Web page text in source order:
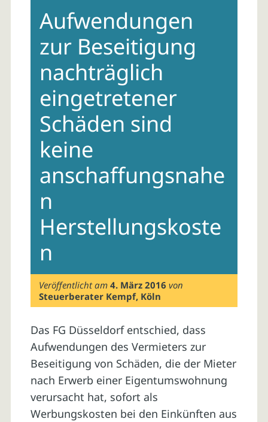
contentAufwendungen
zur Beseitigung
nachträglich
eingetretener
Schäden sind
keine
anschaffungsnahe
n
Herstellungskoste
n
Veröffentlicht am4. März 2016 von
Steuerberater Kempf, Köln
Das FG Düsseldorf entschied, dass
Aufwendungen des Vermieters zur
Beseitigung von Schäden, die der Mieter
nach Erwerb einer Eigentumswohnung
verursacht hat, sofort als
Werbungskosten bei den Einkünften aus